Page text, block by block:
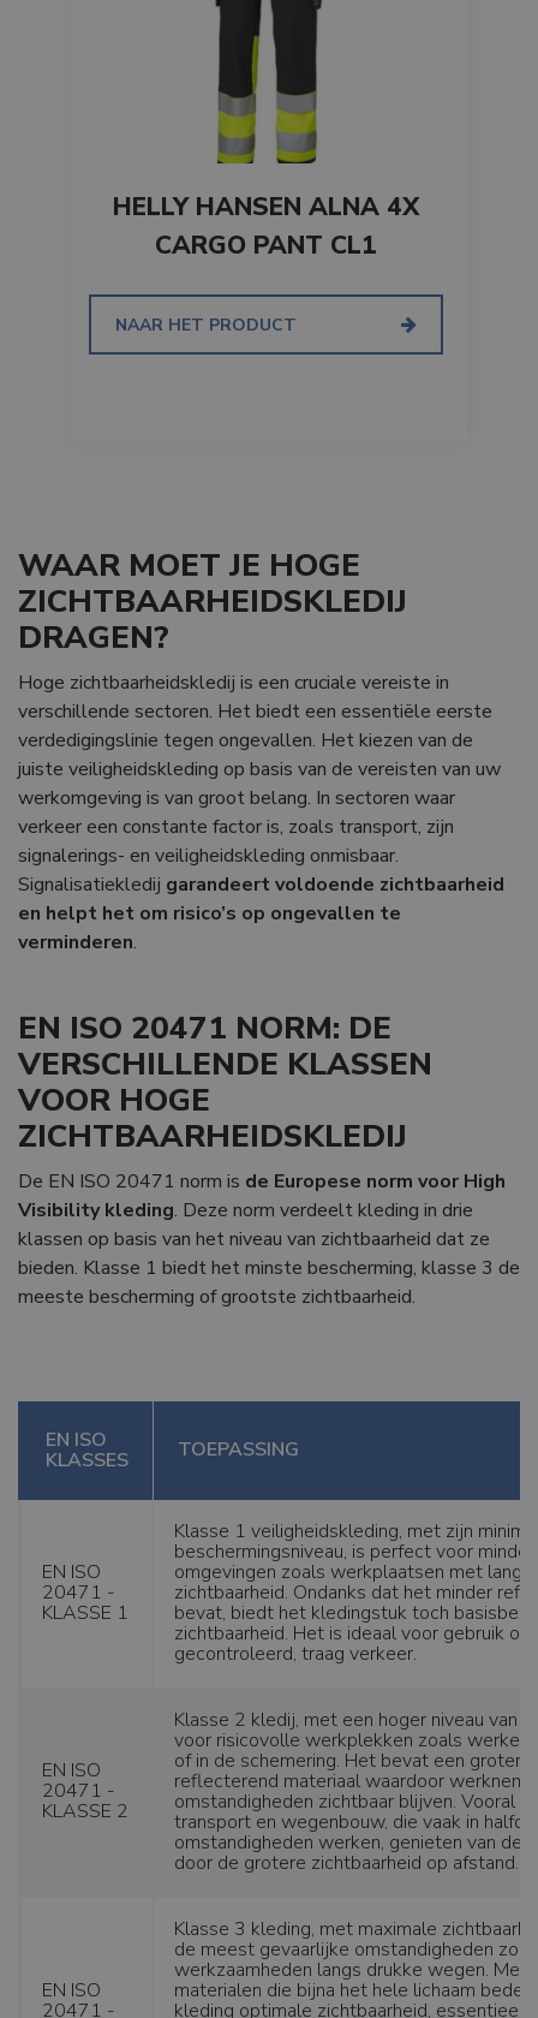
HELLY HANSEN ALNA 4X
CARGO PANT CL1
NAAR HET PRODUCT
WAAR MOET JE HOGE
ZICHTBAARHEIDSKLEDIJ
DRAGEN?
Hoge zichtbaarheidskledij is een cruciale vereiste in
verschillende sectoren. Het biedt een essentiële eerste
verdedigingslinie tegen ongevallen. Het kiezen van de
juiste veiligheidskleding op basis van de vereisten van uw
werkomgeving is van groot belang. In sectoren waar
verkeer een constante factor is, zoals transport, zijn
signalerings- en veiligheidskleding onmisbaar.
Signalisatiekledij garandeert voldoende zichtbaarheid
en helpt het om risico’s op ongevallen te
verminderen.
EN ISO 20471 NORM: DE
VERSCHILLENDE KLASSEN
VOOR HOGE
ZICHTBAARHEIDSKLEDIJ
De EN ISO 20471 norm is de Europese norm voor High
Visibility kleding. Deze norm verdeelt kleding in drie
klassen op basis van het niveau van zichtbaarheid dat ze
bieden. Klasse 1 biedt het minste bescherming, klasse 3 de
meeste bescherming of grootste zichtbaarheid.
EN ISO
KLASSES TOEPASSING
EN ISO
20471 -
KLASSE 1
Klasse 1 veiligheidskleding, met zijn
beschermingsniveau, is perfect voor
omgevingen zoals werkplaatsen met
zichtbaarheid. Ondanks dat het minder
bevat, biedt het kledingstuk toch
zichtbaarheid. Het is ideaal voor gebruik
gecontroleerd, traag verkeer.
EN ISO
20471 -
KLASSE 2
Klasse 2 kledij, met een hoger niveau van
voor risicovolle werkplekken zoals werken
of in de schemering. Het bevat een groter
reflecterend materiaal waardoor
omstandigheden zichtbaar blijven. Vooral
transport en wegenbouw, die vaak in
omstandigheden werken, genieten van de
door de grotere zichtbaarheid op afstand.
EN ISO
20471 -
Klasse 3 kleding, met maximale
de meest gevaarlijke omstandigheden
werkzaamheden langs drukke wegen. Met
materialen die bijna het hele lichaam
kleding optimale zichtbaarheid, essentieel